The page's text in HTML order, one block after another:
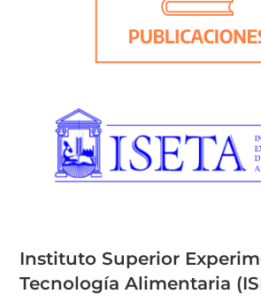
Instituto Superior
Tecnología Alimentaria